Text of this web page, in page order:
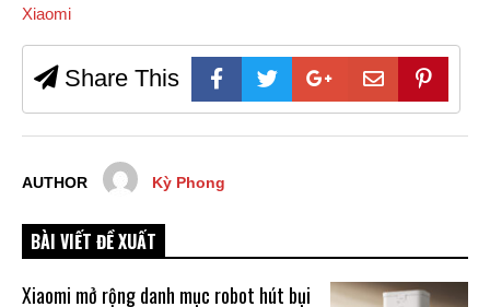
Xiaomi
Share This
AUTHOR Kỳ Phong
BÀI VIẾT ĐỀ XUẤT
Xiaomi mở rộng danh mục robot hút bụi